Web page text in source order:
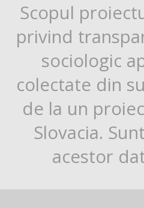
Scopul
privind
sociologic
colectate din
de la un
Slovacia.
acestor